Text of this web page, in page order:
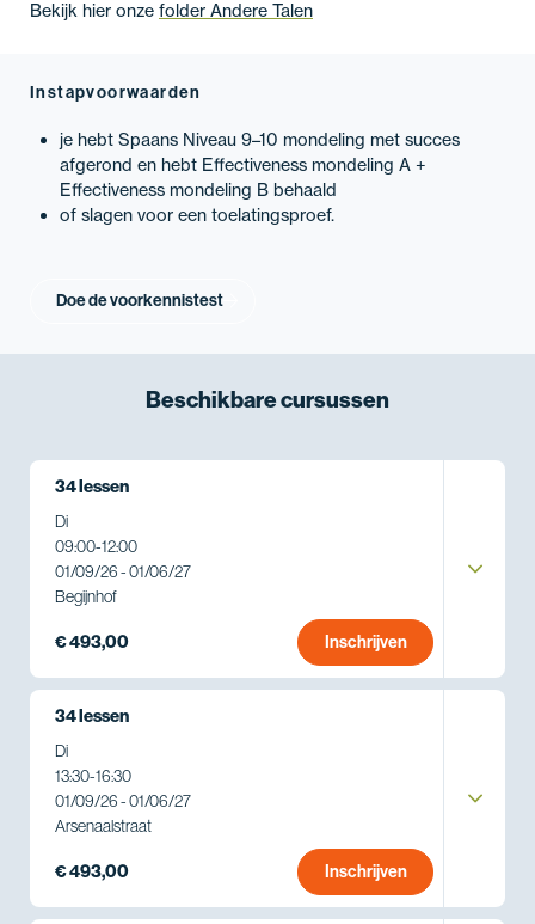
Bekijk hier onze folder Andere Talen
Instapvoorwaarden
je hebt Spaans Niveau 9–10 mondeling met succes
afgerond en hebt Effectiveness mondeling A +
Effectiveness mondeling B behaald
of slagen voor een toelatingsproef.
Doe de voorkennistest
Beschikbarecursussen
34 lessen
Di
09:00-12:00
01/09/26 - 01/06/27
Begijnhof
€ 493,00 Inschrijven
34 lessen
Di
13:30-16:30
01/09/26 - 01/06/27
Arsenaalstraat
€ 493,00 Inschrijven